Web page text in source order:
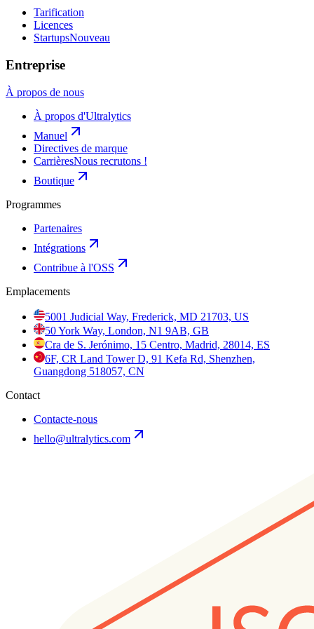
Tarification
Licences
StartupsNouveau
Entreprise
À propos de nous
À propos d'Ultralytics
Manuel
Directives de marque
CarrièresNous recrutons !
Boutique
Programmes
Partenaires
Intégrations
Contribue à l'OSS
Emplacements
5001 Judicial Way, Frederick, MD 21703, US
50 York Way, London, N1 9AB, GB
Cra de S. Jerónimo, 15 Centro, Madrid, 28014, ES
6F, CR Land Tower D, 91 Kefa Rd, Shenzhen,
Guangdong 518057, CN
Contact
Contacte-nous
hello@ultralytics.com